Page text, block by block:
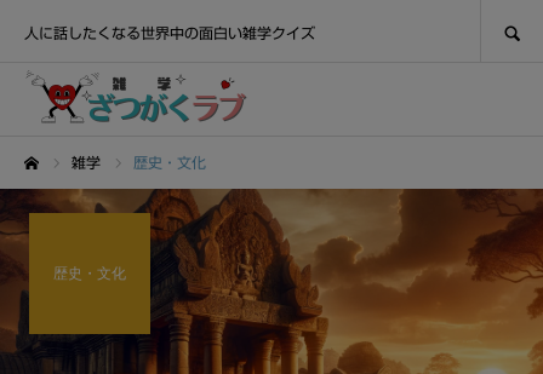
人に話したくなる世界中の面白い雑学クイズ
雑学 歴史・文化
歴史・文化